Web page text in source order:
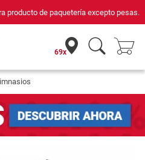
comercio con sello de Confianza
69x